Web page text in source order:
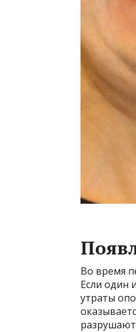
Во время
Если один
утраты